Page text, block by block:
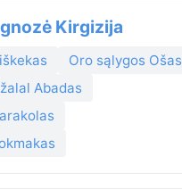
Kirgizija
Oro sąlygos Ošas
Abadas